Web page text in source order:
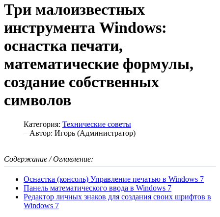
Три малоизвестных
инструмента Windows:
оснастка печати,
математические формулы,
создание собственных
символов
Категория: Технические советы
– Автор: Игорь (Администратор)
Содержание / Оглавление:
Оснастка (консоль) Управление печатью в Windows 7
Панель математического ввода в Windows 7
Редактор личных знаков для создания своих шрифтов в
Windows 7